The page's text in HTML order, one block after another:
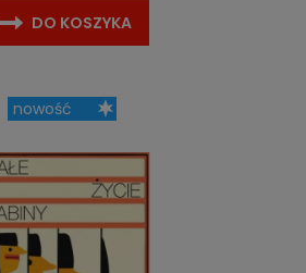
DO KOSZYKA
nowość